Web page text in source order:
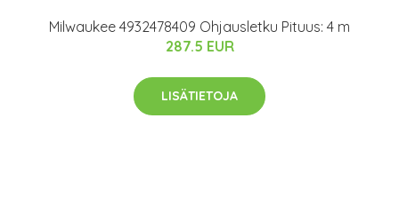
Milwaukee 4932478409 Ohjausletku Pituus: 4 m
287.5 EUR
LISÄTIETOJA